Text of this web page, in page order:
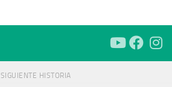
SIGUIENTE HISTORIA